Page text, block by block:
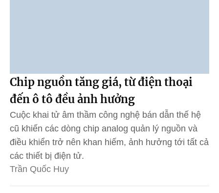
Chip nguồn tăng giá, từ điện thoại
đến ô tô đều ảnh hưởng
Cuộc khai tử âm thầm công nghệ bán dẫn thế hệ
cũ khiến các dòng chip analog quản lý nguồn và
điều khiển trở nên khan hiếm, ảnh hưởng tới tất cả
các thiết bị điện tử.
Trần Quốc Huy